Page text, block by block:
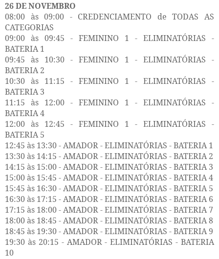
26 DE NOVEMBRO
08:00 às 09:00 - CREDENCIAMENTO de TODAS AS
CATEGORIAS
09:00 às 09:45 - FEMININO 1 - ELIMINATÓRIAS -
BATERIA 1
09:45 às 10:30 - FEMININO 1 - ELIMINATÓRIAS -
BATERIA 2
10:30 às 11:15 - FEMININO 1 - ELIMINATÓRIAS -
BATERIA 3
11:15 às 12:00 - FEMININO 1 - ELIMINATÓRIAS -
BATERIA 4
12:00 às 12:45 - FEMININO 1 - ELIMINATÓRIAS -
BATERIA 5
12:45 às 13:30 - AMADOR - ELIMINATÓRIAS - BATERIA 1
13:30 às 14:15 - AMADOR - ELIMINATÓRIAS - BATERIA 2
14:15 às 15:00 - AMADOR - ELIMINATÓRIAS - BATERIA 3
15:00 às 15:45 - AMADOR - ELIMINATÓRIAS - BATERIA 4
15:45 às 16:30 - AMADOR - ELIMINATÓRIAS - BATERIA 5
16:30 às 17:15 - AMADOR - ELIMINATÓRIAS - BATERIA 6
17:15 às 18:00 - AMADOR - ELIMINATÓRIAS - BATERIA 7
18:00 às 18:45 - AMADOR - ELIMINATÓRIAS - BATERIA 8
18:45 às 19:30 - AMADOR - ELIMINATÓRIAS - BATERIA 9
19:30 às 20:15 - AMADOR - ELIMINATÓRIAS - BATERIA
10